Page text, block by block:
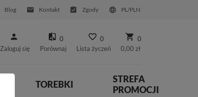
Blog Kontakt Zgody PL/PLN
Zaloguj się
0
Porównaj
0
Lista życzeń
0
0,00 zł
TOREBKI
STREFA
PROMOCJI